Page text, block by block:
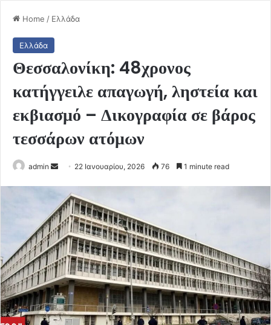
Home / Ελλάδα
Ελλάδα
Θεσσαλονίκη: 48χρονος
κατήγγειλε απαγωγή, ληστεία και
εκβιασμό – Δικογραφία σε βάρος
τεσσάρων ατόμων
admin
Send
email
22 Ιανουαρίου, 2026 76 1 minute read